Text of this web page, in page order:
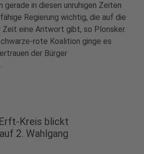
gerade in diesen unruhigen Zeiten
Regierung wichtig, die auf die
Zeit eine Antwort gibt, so Plonsker.
rote Koalition ginge es
der Bürger
Kreis blickt
2. Wahlgang